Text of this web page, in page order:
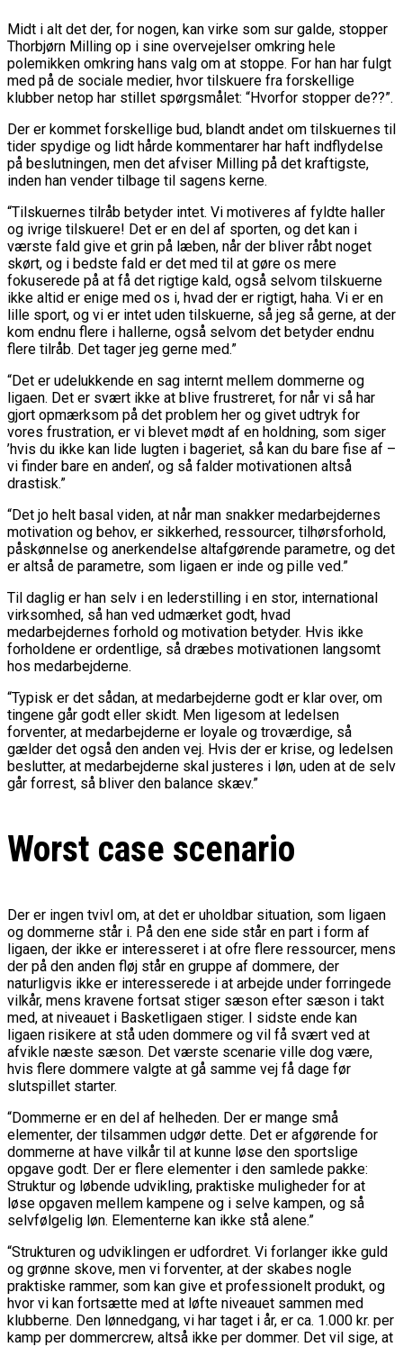
Midt i alt det der, for nogen, kan virke som sur galde, stopper
Thorbjørn Milling op i sine overvejelser omkring hele
polemikken omkring hans valg om at stoppe. For han har fulgt
med på de sociale medier, hvor tilskuere fra forskellige
klubber netop har stillet spørgsmålet: “Hvorfor stopper de??”.
Der er kommet forskellige bud, blandt andet om tilskuernes til
tider spydige og lidt hårde kommentarer har haft indflydelse
på beslutningen, men det afviser Milling på det kraftigste,
inden han vender tilbage til sagens kerne.
“Tilskuernes tilråb betyder intet. Vi motiveres af fyldte haller
og ivrige tilskuere! Det er en del af sporten, og det kan i
værste fald give et grin på læben, når der bliver råbt noget
skørt, og i bedste fald er det med til at gøre os mere
fokuserede på at få det rigtige kald, også selvom tilskuerne
ikke altid er enige med os i, hvad der er rigtigt, haha. Vi er en
lille sport, og vi er intet uden tilskuerne, så jeg så gerne, at der
kom endnu flere i hallerne, også selvom det betyder endnu
flere tilråb. Det tager jeg gerne med.”
“Det er udelukkende en sag internt mellem dommerne og
ligaen. Det er svært ikke at blive frustreret, for når vi så har
gjort opmærksom på det problem her og givet udtryk for
vores frustration, er vi blevet mødt af en holdning, som siger
’hvis du ikke kan lide lugten i bageriet, så kan du bare fise af –
vi finder bare en anden’, og så falder motivationen altså
drastisk.”
“Det jo helt basal viden, at når man snakker medarbejdernes
motivation og behov, er sikkerhed, ressourcer, tilhørsforhold,
påskønnelse og anerkendelse altafgørende parametre, og det
er altså de parametre, som ligaen er inde og pille ved.”
Til daglig er han selv i en lederstilling i en stor, international
virksomhed, så han ved udmærket godt, hvad
medarbejdernes forhold og motivation betyder. Hvis ikke
forholdene er ordentlige, så dræbes motivationen langsomt
hos medarbejderne.
“Typisk er det sådan, at medarbejderne godt er klar over, om
tingene går godt eller skidt. Men ligesom at ledelsen
forventer, at medarbejderne er loyale og troværdige, så
gælder det også den anden vej. Hvis der er krise, og ledelsen
beslutter, at medarbejderne skal justeres i løn, uden at de selv
går forrest, så bliver den balance skæv.”
Worst case scenario
Der er ingen tvivl om, at det er uholdbar situation, som ligaen
og dommerne står i. På den ene side står en part i form af
ligaen, der ikke er interesseret i at ofre flere ressourcer, mens
der på den anden fløj står en gruppe af dommere, der
naturligvis ikke er interesserede i at arbejde under forringede
vilkår, mens kravene fortsat stiger sæson efter sæson i takt
med, at niveauet i Basketligaen stiger. I sidste ende kan
ligaen risikere at stå uden dommere og vil få svært ved at
afvikle næste sæson. Det værste scenarie ville dog være,
hvis flere dommere valgte at gå samme vej få dage før
slutspillet starter.
“Dommerne er en del af helheden. Der er mange små
elementer, der tilsammen udgør dette. Det er afgørende for
dommerne at have vilkår til at kunne løse den sportslige
opgave godt. Der er flere elementer i den samlede pakke:
Struktur og løbende udvikling, praktiske muligheder for at
løse opgaven mellem kampene og i selve kampen, og så
selvfølgelig løn. Elementerne kan ikke stå alene.”
“Strukturen og udviklingen er udfordret. Vi forlanger ikke guld
og grønne skove, men vi forventer, at der skabes nogle
praktiske rammer, som kan give et professionelt produkt, og
hvor vi kan fortsætte med at løfte niveauet sammen med
klubberne. Den lønnedgang, vi har taget i år, er ca. 1.000 kr. per
kamp per dommercrew, altså ikke per dommer. Det vil sige, at